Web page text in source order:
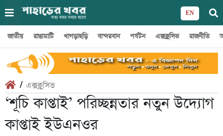
EN
জাতীয় রাঙামাটি খাগড়াছড়ি বান্দরবান পর্যটন এক্সক্লুসিভ রাজনীতি
/ এক্সক্লুসিভ
‘শূচি কাপ্তাই’ পরিচ্ছন্নতার নতুন উদ্যোগ
কাপ্তাই ইউএনওর